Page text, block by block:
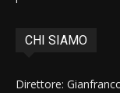
CHI SIAMO
Direttore: